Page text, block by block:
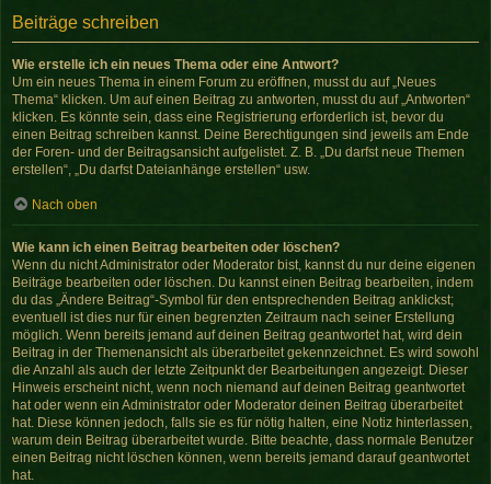
Beiträge schreiben
Wie erstelle ich ein neues Thema oder eine Antwort?
Um ein neues Thema in einem Forum zu eröffnen, musst du auf „Neues
Thema“ klicken. Um auf einen Beitrag zu antworten, musst du auf „Antworten“
klicken. Es könnte sein, dass eine Registrierung erforderlich ist, bevor du
einen Beitrag schreiben kannst. Deine Berechtigungen sind jeweils am Ende
der Foren- und der Beitragsansicht aufgelistet. Z. B. „Du darfst neue Themen
erstellen“, „Du darfst Dateianhänge erstellen“ usw.
Nach oben
Wie kann ich einen Beitrag bearbeiten oder löschen?
Wenn du nicht Administrator oder Moderator bist, kannst du nur deine eigenen
Beiträge bearbeiten oder löschen. Du kannst einen Beitrag bearbeiten, indem
du das „Ändere Beitrag“-Symbol für den entsprechenden Beitrag anklickst;
eventuell ist dies nur für einen begrenzten Zeitraum nach seiner Erstellung
möglich. Wenn bereits jemand auf deinen Beitrag geantwortet hat, wird dein
Beitrag in der Themenansicht als überarbeitet gekennzeichnet. Es wird sowohl
die Anzahl als auch der letzte Zeitpunkt der Bearbeitungen angezeigt. Dieser
Hinweis erscheint nicht, wenn noch niemand auf deinen Beitrag geantwortet
hat oder wenn ein Administrator oder Moderator deinen Beitrag überarbeitet
hat. Diese können jedoch, falls sie es für nötig halten, eine Notiz hinterlassen,
warum dein Beitrag überarbeitet wurde. Bitte beachte, dass normale Benutzer
einen Beitrag nicht löschen können, wenn bereits jemand darauf geantwortet
hat.